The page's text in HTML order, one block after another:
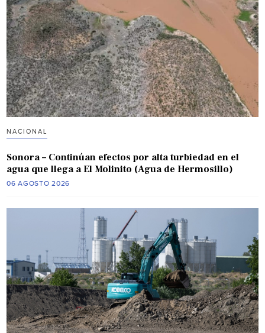
NACIONAL
Sonora – Continúan efectos por alta turbiedad en el
agua que llega a El Molinito (Agua de Hermosillo)
06 AGOSTO 2026